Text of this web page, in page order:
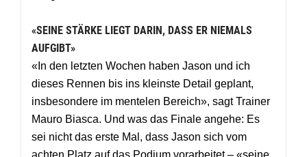
«SEINE STÄRKE LIEGT DARIN, DASS ER NIEMALS
AUFGIBT»
«In den letzten Wochen haben Jason und ich
dieses Rennen bis ins kleinste Detail geplant,
insbesondere im mentelen Bereich», sagt Trainer
Mauro Biasca. Und was das Finale angehe: Es
sei nicht das erste Mal, dass Jason sich vom
achten Platz auf das Podium vorarbeitet – «seine